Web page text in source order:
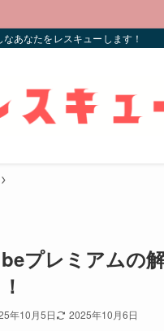
あなたをレスキューします！
プレミアムの
年10月5日 2025年10月6日